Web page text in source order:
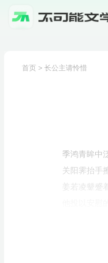
首页 > 长公主请怜惜
季鸿青眸中
关阳霁抬手
姜若凌颦蹙